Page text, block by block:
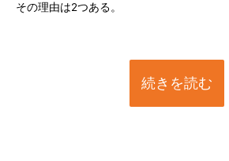
その理由は2つある。
続きを読む